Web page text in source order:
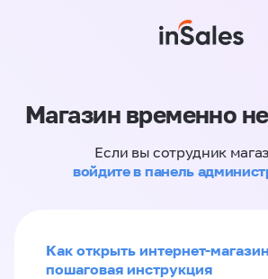
Магазин временно
Если вы сотрудник
войдите в панель
Как открыть интернет-
пошаговая инструкция